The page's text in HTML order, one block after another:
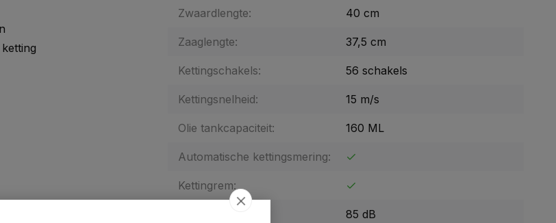
Zwaardlengte: 40 cm
Zaaglengte: 37,5 cm
Kettingschakels: 56 schakels
Kettingsnelheid: 15 m/s
Olie tankcapaciteit: 160 ML
Automatische kettingsmering:
Kettingrem:
85 dB